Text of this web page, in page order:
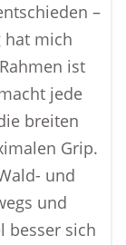
–
hat mich
ist
jede
breiten
Grip.
und
und
besser sich